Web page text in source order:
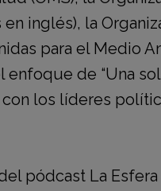
en inglés), la
para el Medio
de “Una
los líderes
pódcast La